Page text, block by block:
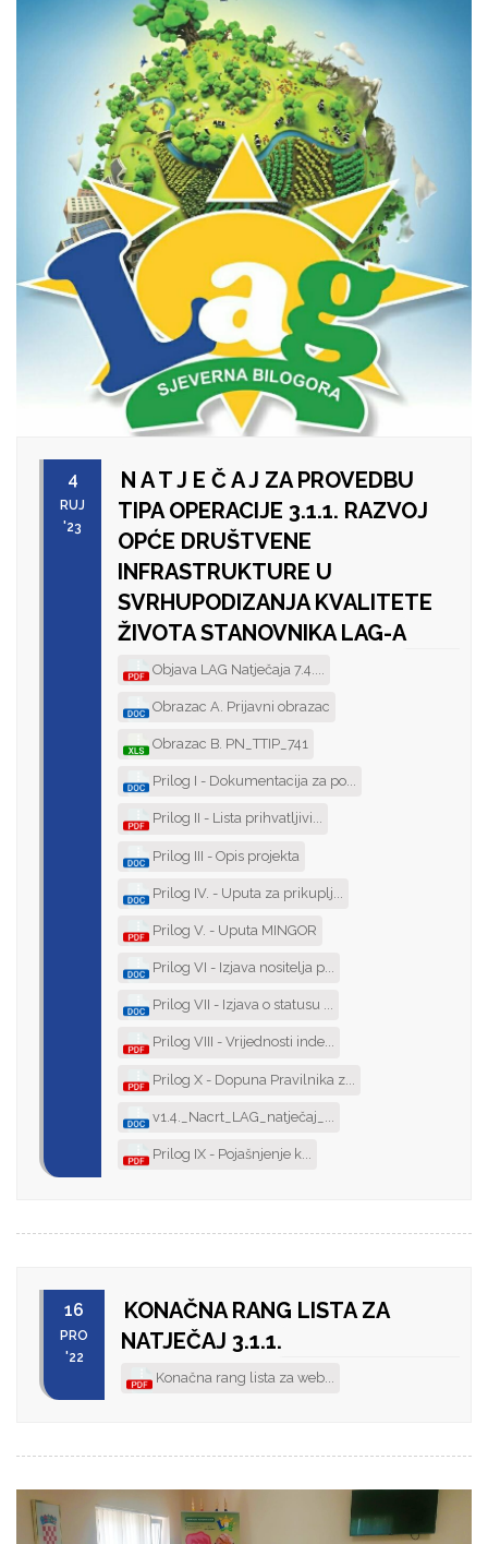
4
RUJ
'23
N A T J E Č A J ZA PROVEDBU
TIPA OPERACIJE 3.1.1. RAZVOJ
OPĆE DRUŠTVENE
INFRASTRUKTURE U
SVRHUPODIZANJA KVALITETE
ŽIVOTA STANOVNIKA LAG-A
Objava LAG Natječaja 7.4....
Obrazac A. Prijavni obrazac
Obrazac B. PN_TTIP_741
Prilog I - Dokumentacija za po...
Prilog II - Lista prihvatljivi...
Prilog III - Opis projekta
Prilog IV. - Uputa za prikuplj...
Prilog V. - Uputa MINGOR
Prilog VI - Izjava nositelja p...
Prilog VII - Izjava o statusu ...
Prilog VIII - Vrijednosti inde...
Prilog X - Dopuna Pravilnika z...
v1.4._Nacrt_LAG_natječaj_...
Prilog IX - Pojašnjenje k...
16
PRO
'22
KONAČNA RANG LISTA ZA
NATJEČAJ 3.1.1.
Konačna rang lista za web...